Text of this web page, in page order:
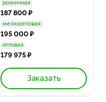
розничная
187 800 ₽
мелкооптовая
195 000 ₽
оптовая
179 975 ₽
Заказать